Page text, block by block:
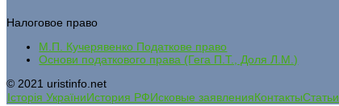
Налоговое право
М.П. Кучерявенко Податкове право
Основи податкового права (Гега П.Т., Доля Л.М.)
© 2021 uristinfo.net
Історія УкраїниИстория РФИсковые заявленияКонтактыСтатьи